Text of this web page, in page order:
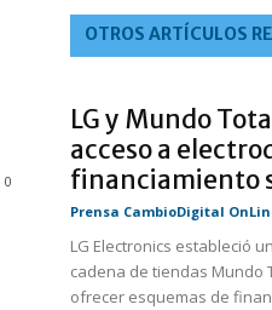
0
OTROS ARTÍCULOS
LG y Mundo
acceso a
financiamiento
Prensa CambioDigital
LG Electronics estableció
cadena de tiendas Mundo
ofrecer esquemas de